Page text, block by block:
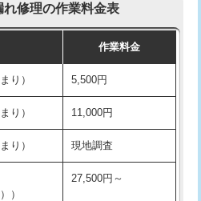
え)
戻し作
11,000円~
まで） 55,000円
事/3ｍ超
+11,000円
し作業）
ップ
22,000円+材料費
修理の作業料金表
作業料金
り） 5,500円
り） 11,000円
り） 現地調査
）
27,500円～